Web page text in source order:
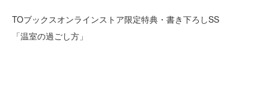
TOブックスオンラインストア限定特典・書き下ろしSS
「温室の過ごし方」